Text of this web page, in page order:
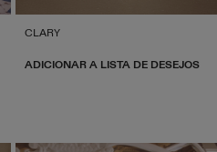
CLARY
ADICIONAR A LISTA DE DESEJOS